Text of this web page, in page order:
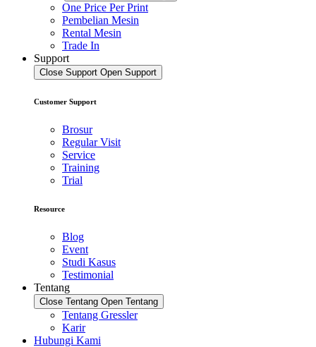
One Price Per Print
Pembelian Mesin
Rental Mesin
Trade In
Support
Close Support Open Support
Customer Support
Brosur
Regular Visit
Service
Training
Trial
Resource
Blog
Event
Studi Kasus
Testimonial
Tentang
Close Tentang Open Tentang
Tentang Gressler
Karir
Hubungi Kami